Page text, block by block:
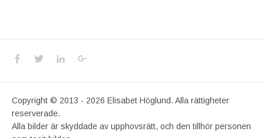
Social Media Profiles
Facebook
TwitterLinkedIn
Copyright © 2013 - 2026 Elisabet Höglund. Alla rättigheter
reserverade.
Alla bilder är skyddade av upphovsrätt, och den tillhör personen